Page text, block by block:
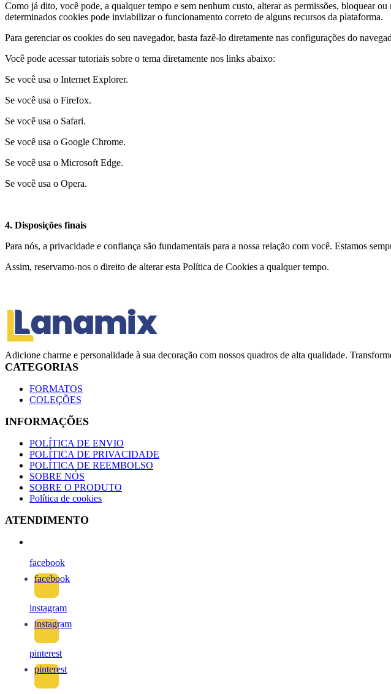
Como já dito, você pode, a qualquer tempo e sem nenhum custo, alterar as permissões, bloquear
determinados cookies pode inviabilizar o funcionamento correto de alguns recursos da plataforma.
Para gerenciar os cookies do seu navegador, basta fazê-lo diretamente nas configurações do
Você pode acessar tutoriais sobre o tema diretamente nos links abaixo:
Se você usa o Internet Explorer.
Se você usa o Firefox.
Se você usa o Safari.
Se você usa o Google Chrome.
Se você usa o Microsoft Edge.
Se você usa o Opera.
4. Disposições finais
Para nós, a privacidade e confiança são fundamentais para a nossa relação com você. Estamos
Assim, reservamo-nos o direito de alterar esta Política de Cookies a qualquer tempo.
Adicione charme e personalidade à sua decoração com nossos quadros de alta qualidade.
CATEGORIAS
FORMATOS
COLEÇÕES
INFORMAÇÕES
POLÍTICA DE ENVIO
POLÍTICA DE PRIVACIDADE
POLÍTICA DE REEMBOLSO
SOBRE NÓS
SOBRE O PRODUTO
Política de cookies
ATENDIMENTO
facebook
facebook
instagram
instagram
pinterest
pinterest